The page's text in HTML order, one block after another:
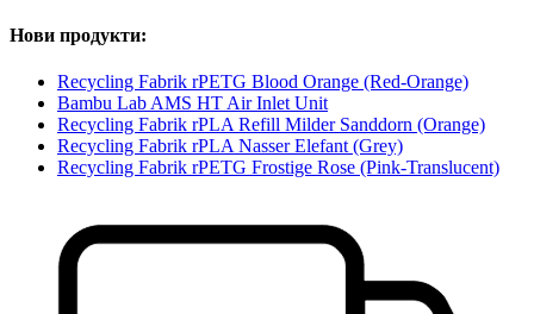
Нови продукти:
Recycling Fabrik rPETG Blood Orange (Red-Orange)
Bambu Lab AMS HT Air Inlet Unit
Recycling Fabrik rPLA Refill Milder Sanddorn (Orange)
Recycling Fabrik rPLA Nasser Elefant (Grey)
Recycling Fabrik rPETG Frostige Rose (Pink-Translucent)